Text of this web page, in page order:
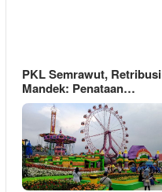
PKL Semrawut, Retribusi
Mandek: Penataan…